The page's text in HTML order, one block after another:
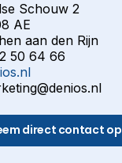
Schouw 2
AE
aan den Rijn
50 64 66
direct contact op